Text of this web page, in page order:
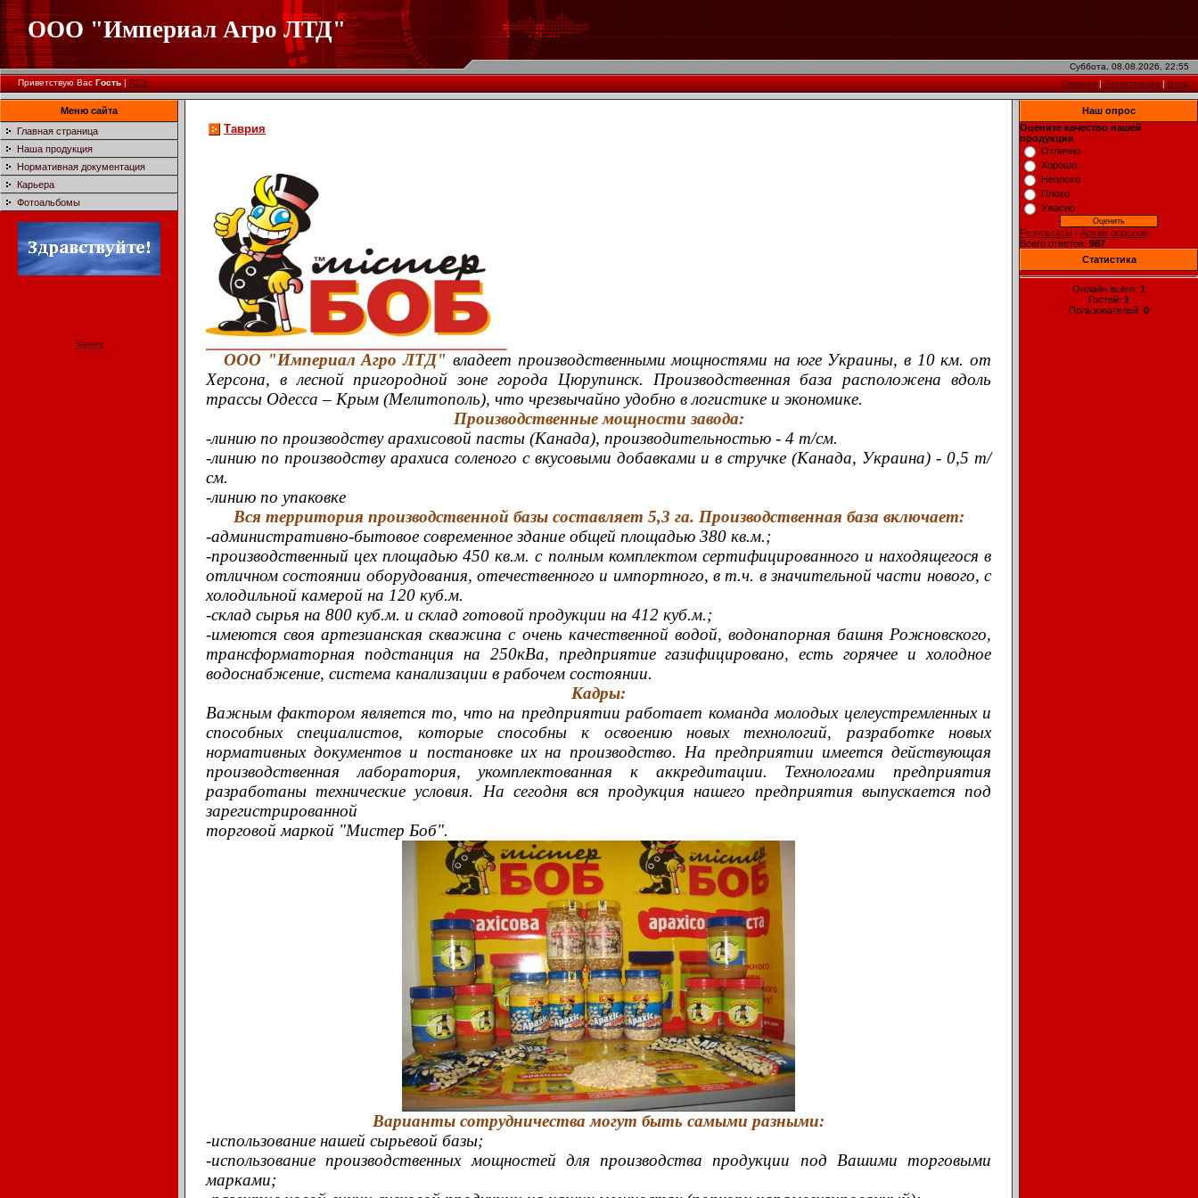
ООО "Империал Агро ЛТД"
Суббота, 08.08.2026, 22:55
Приветствую Вас Гость|RSS Главная|Регистрация|Вход
Меню сайта
Главная страница
Наша продукция
Нормативная документация
Карьера
Фотоальбомы
Баннер
Таврия
ООО "Империал Агро ЛТД" владеет производственными мощностями на юге Украины, в 10 км. от
Херсона, в лесной пригородной зоне города Цюрупинск. Производственная база расположена вдоль
трассы Одесса – Крым (Мелитополь), что чрезвычайно удобно в логистике и экономике.
Производственные мощности завода:
-линию по производству арахисовой пасты (Канада), производительностью - 4 т/см.
-линию по производству арахиса соленого с вкусовыми добавками и в стручке (Канада, Украина) - 0,5 т/
см.
-линию по упаковке
Вся территория производственной базы составляет 5,3 га. Производственная база включает:
-административно-бытовое современное здание общей площадью 380 кв.м.;
-производственный цех площадью 450 кв.м. с полным комплектом сертифицированного и находящегося в
отличном состоянии оборудования, отечественного и импортного, в т.ч. в значительной части нового, с
холодильной камерой на 120 куб.м.
-склад сырья на 800 куб.м. и склад готовой продукции на 412 куб.м.;
-имеются своя артезианская скважина с очень качественной водой, водонапорная башня Рожновского,
трансформаторная подстанция на 250кВа, предприятие газифицировано, есть горячее и холодное
водоснабжение, система канализации в рабочем состоянии.
Кадры:
Важным фактором является то, что на предприятии работает команда молодых целеустремленных и
способных специалистов, которые способны к освоению новых технологий, разработке новых
нормативных документов и постановке их на производство. На предприятии имеется действующая
производственная лаборатория, укомплектованная к аккредитации. Технологами предприятия
разработаны технические условия. На сегодня вся продукция нашего предприятия выпускается под
зарегистрированной
торговой маркой "Мистер Боб".
Варианты сотрудничества могут быть самыми разными:
-использование нашей сырьевой базы;
-использование производственных мощностей для производства продукции под Вашими торговыми
марками;
Наш опрос
Оцените качество нашей
продукции
Отлично
Хорошо
Неплохо
Плохо
Ужасно
Результаты | Архив опросов
Всего ответов: 987
Статистика
Онлайн всего: 1
Гостей: 1
Пользователей: 0